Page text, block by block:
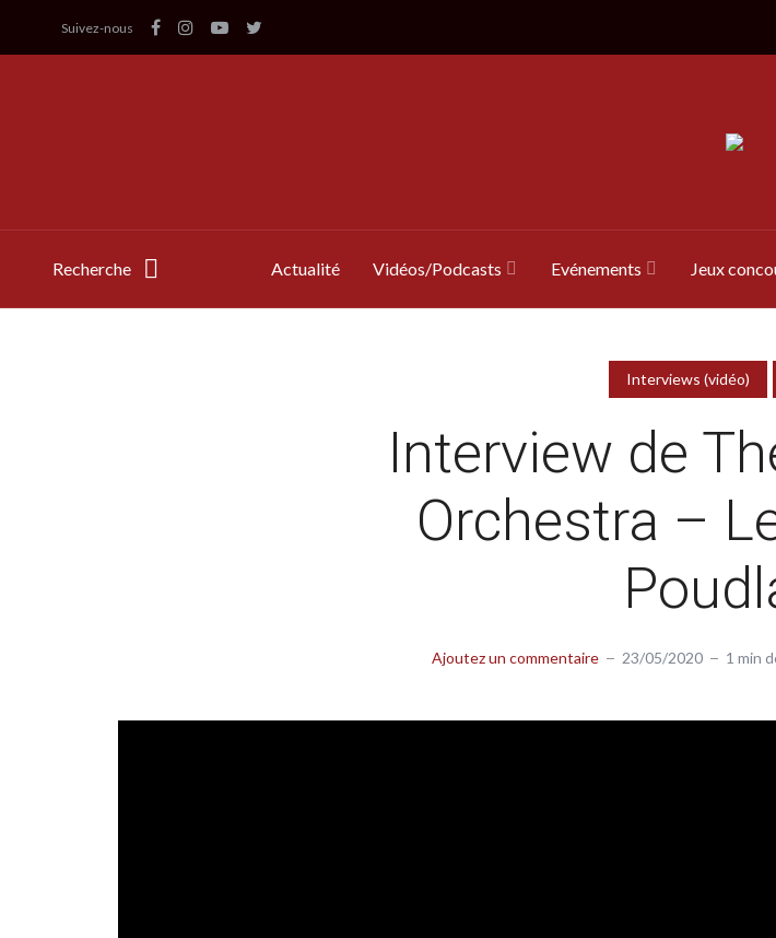
Suivez-nous
Recherche Actualité Vidéos/Podcasts Evénements Jeux
Interviews (vidéo)
Interview de
Orchestra –
Ajoutez un commentaire 23/05/2020 1 min